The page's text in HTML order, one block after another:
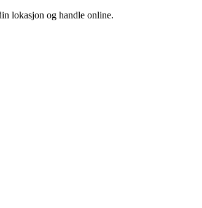
lokasjon og handle online.